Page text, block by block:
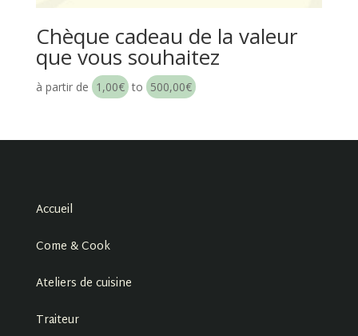
Chèque cadeau de la valeur
que vous souhaitez
à partir de 1,00€ to 500,00€
Accueil
Come & Cook
Ateliers de cuisine
Traiteur